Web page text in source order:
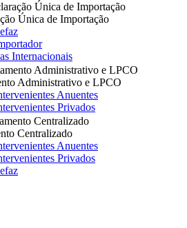
Única de Importação
Única de Importação
Internacionais
Administrativo e LPCO
Administrativo e LPCO
Anuentes
Privados
Centralizado
Centralizado
Anuentes
Privados